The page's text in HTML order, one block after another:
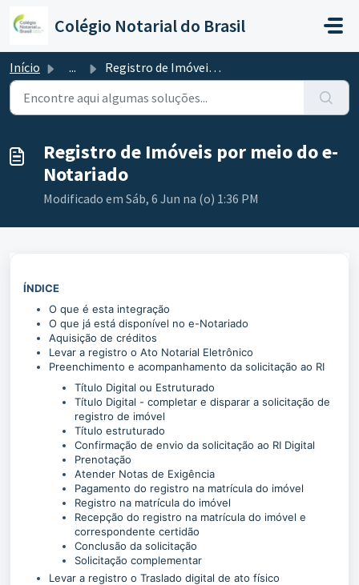
Colégio Notarial do Brasil
Início ... Registro de Imóveis por meio do e-Notariado
Registro de Imóveis por meio do e-
Notariado
Modificado em Sáb, 6 Jun na (o) 1:36 PM
ÍNDICE
O que é esta integração
O que já está disponível no e-Notariado
Aquisição de créditos
Levar a registro o Ato Notarial Eletrônico
Preenchimento e acompanhamento da solicitação ao RI
Título Digital ou Estruturado
Título Digital - completar e disparar a solicitação de
registro de imóvel
Título estruturado
Confirmação de envio da solicitação ao RI Digital
Prenotação
Atender Notas de Exigência
Pagamento do registro na matrícula do imóvel
Registro na matrícula do imóvel
Recepção do registro na matrícula do imóvel e
correspondente certidão
Conclusão da solicitação
Solicitação complementar
Levar a registro o Traslado digital de ato físico